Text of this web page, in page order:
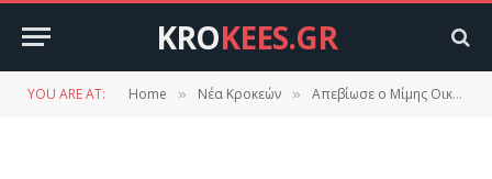
KROKEES.GR
YOU ARE AT: Home » Νέα Κροκεών » Απεβίωσε ο Μίμης Οικονομάκος.